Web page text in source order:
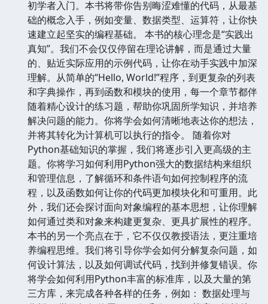
初学者入门。本书将带你告别晦涩难懂的代码，从最基
础的概念入手，例如变量、数据类型、运算符，让你快
速建立起坚实的编程基础。 本书的核心理念是“实践出
真知”。我们不会仅仅停留在理论讲解，而是通过大量
的、贴近实际应用的示例代码，让你在动手实践中加深
理解。从简单的“Hello, World!”程序，到更复杂的列表
和字典操作，再到函数和模块的使用，每一个章节都伴
随着精心设计的练习题，帮助你巩固所学知识，并培养
解决问题的能力。你将学会如何清晰地表达你的想法，
并将其转化为计算机可以执行的指令。 随着你对
Python基础知识的掌握，我们将逐步引入更高级的主
题。你将学习如何利用Python强大的数据结构来组织
和管理信息，了解循环和条件语句如何控制程序的流
程，以及函数如何让你的代码更加模块化和可重用。此
外，我们还会探讨面向对象编程的基本思想，让你理解
如何通过类和对象来构建更复杂、更具扩展性的程序。
本书的另一个亮点在于，它不仅仅教授语法，更注重培
养编程思维。我们将引导你学会如何分解复杂问题，如
何设计算法，以及如何调试代码，找到并修复错误。你
将学会如何利用Python丰富的标准库，以及大量的第
三方库，来完成各种各样的任务，例如： 数据处理与